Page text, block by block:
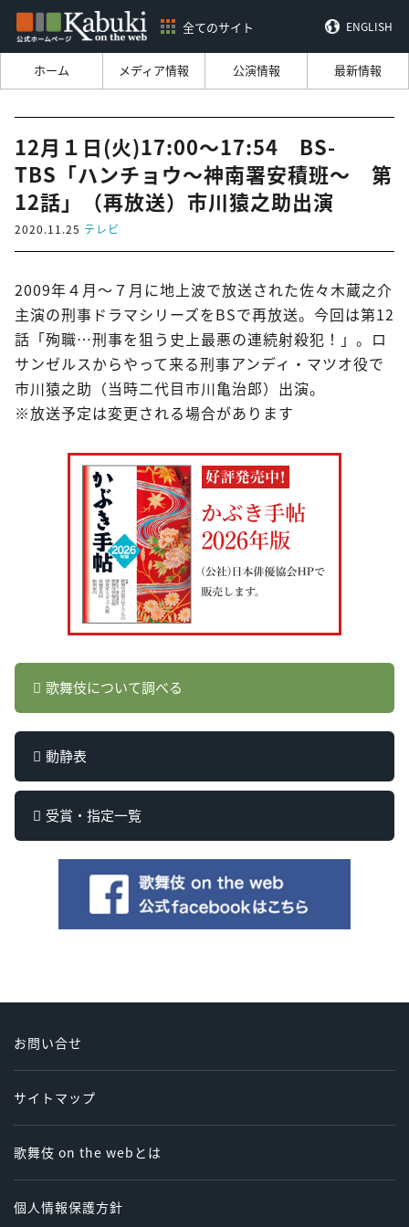
全てのサイト ENGLISH
ホーム メディア情報 公演情報 最新情報
12月１日(火)17:00～17:54 BS-
TBS「ハンチョウ～神南署安積班～ 第
12話」（再放送）市川猿之助出演
2020.11.25 テレビ
2009年４月～７月に地上波で放送された佐々木蔵之介
主演の刑事ドラマシリーズをBSで再放送。今回は第12
話「殉職…刑事を狙う史上最悪の連続射殺犯！」。ロ
サンゼルスからやって来る刑事アンディ・マツオ役で
市川猿之助（当時二代目市川亀治郎）出演。
※放送予定は変更される場合があります
歌舞伎について調べる
動静表
受賞・指定一覧
お問い合せ
サイトマップ
歌舞伎 on the webとは
個人情報保護方針